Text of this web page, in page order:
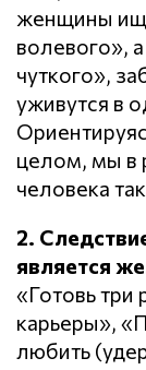
женщины
волевого»,
чуткого»,
уживутся в
целом, мы в
человека
2.
является
«Готовь три
карьеры»,
любить